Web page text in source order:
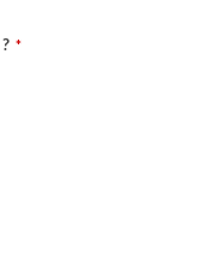
*